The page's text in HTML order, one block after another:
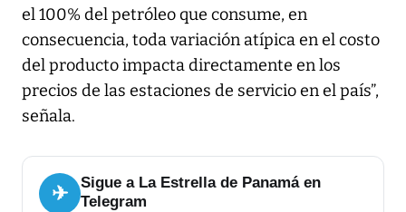
el 100% del petróleo que consume, en
consecuencia, toda variación atípica en el costo
del producto impacta directamente en los
precios de las estaciones de servicio en el país”,
señala.
✈
Sigue a La Estrella de Panamá en
Telegram